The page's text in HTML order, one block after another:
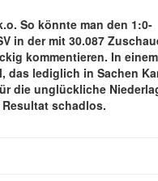
So könnte man den 1:0-
in der mit 30.087
kommentieren. In
das lediglich in Sachen
die unglückliche
schadlos.